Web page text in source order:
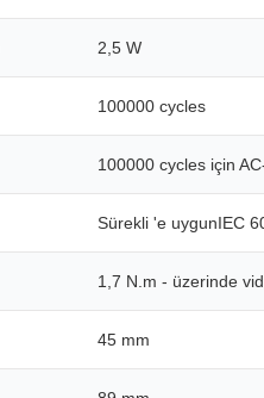
2,5 W
100000 cycles
100000 cycles için
Sürekli 'e uygunIEC
1,7 N.m - üzerinde
45 mm